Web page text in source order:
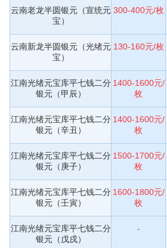
云南老龙半圆银元（宣统元
宝）
300-400元/枚
云南新龙半圆银元（光绪元
宝）
130-160元/枚
江南光绪元宝库平七钱二分
银元（甲辰）
1400-1600元/
枚
江南光绪元宝库平七钱二分
银元（辛丑）
1400-1600元/
枚
江南光绪元宝库平七钱二分
银元（庚子）
1500-1700元/
枚
江南光绪元宝库平七钱二分
银元（壬寅）
1600-1800元/
枚
江南光绪元宝库平七钱二分
银元（戊戌）
-